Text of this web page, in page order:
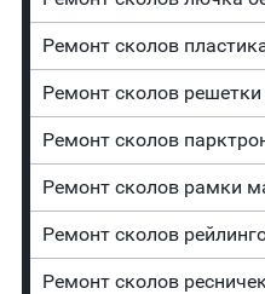
Ремонт сколов
Ремонт сколов
Ремонт сколов
Ремонт сколов рамки
Ремонт сколов
Ремонт сколов